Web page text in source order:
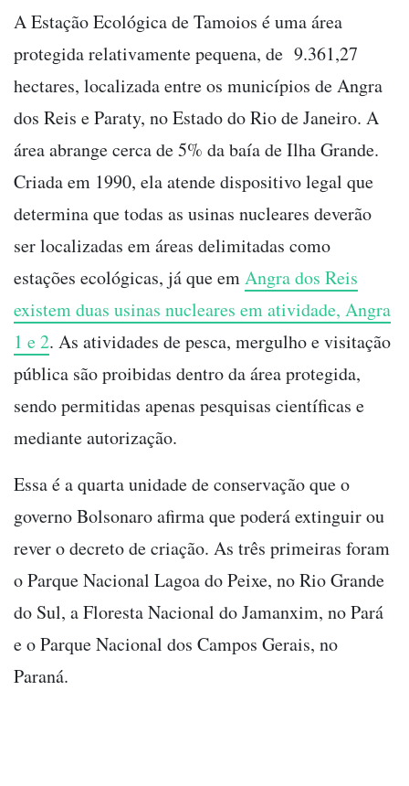
A Estação Ecológica de Tamoios é uma área
protegida relativamente pequena, de 9.361,27
hectares, localizada entre os municípios de Angra
dos Reis e Paraty, no Estado do Rio de Janeiro. A
área abrange cerca de 5% da baía de Ilha Grande.
Criada em 1990, ela atende dispositivo legal que
determina que todas as usinas nucleares deverão
ser localizadas em áreas delimitadas como
estações ecológicas, já que emAngra dos Reis
existem duas usinas nucleares em atividade, Angra
1 e 2. As atividades de pesca, mergulho e visitação
pública são proibidas dentro da área protegida,
sendo permitidas apenas pesquisas científicas e
mediante autorização.
Essa é a quarta unidade de conservação que o
governo Bolsonaro afirma que poderá extinguir ou
rever o decreto de criação. As três primeiras foram
o Parque Nacional Lagoa do Peixe, no Rio Grande
do Sul, a Floresta Nacional do Jamanxim, no Pará
e o Parque Nacional dos Campos Gerais, no
Paraná.